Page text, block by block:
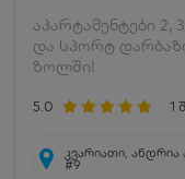
აპარტამენტები 2,
და სპორტ
ზოლში!
5.0 1
კვარიათი,
#9